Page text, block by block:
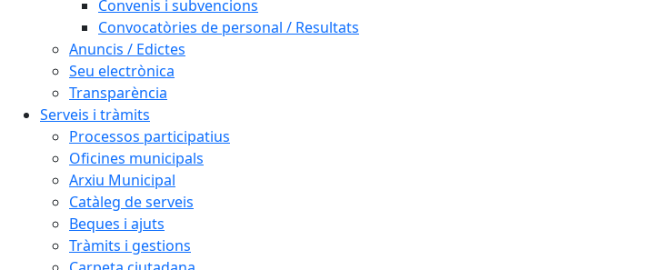
Convenis i subvencions
Convocatòries de personal / Resultats
Anuncis / Edictes
Seu electrònica
Transparència
Serveis i tràmits
Processos participatius
Oficines municipals
Arxiu Municipal
Catàleg de serveis
Beques i ajuts
Tràmits i gestions